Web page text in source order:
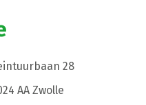
28
AA Zwolle